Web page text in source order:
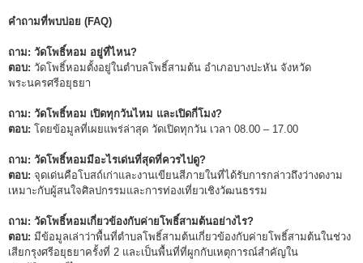
คำถามที่พบบ่อย (FAQ)
ถาม: วัดโพธิ์หอม อยู่ที่ไหน?
ตอบ: วัดโพธิ์หอมตั้งอยู่ในตำบลโพธิ์สามต้น อำเภอบางปะหัน จังหวัด
พระนครศรีอยุธยา
ถาม: วัดโพธิ์หอม เปิดทุกวันไหม และเปิดกี่โมง?
ตอบ: โดยข้อมูลที่เผยแพร่ล่าสุด วัดเปิดทุกวัน เวลา 08.00 – 17.00
ถาม: วัดโพธิ์หอมมีอะไรเด่นที่สุดที่ควรไปดู?
ตอบ: จุดเด่นคือโบสถ์เก่าและงานเขียนสีภายในที่ได้รับการกล่าวถึงว่างดงาม
เหมาะกับผู้สนใจศิลปกรรมและการท่องเที่ยวเชิงวัฒนธรรม
ถาม: วัดโพธิ์หอมเกี่ยวข้องกับค่ายโพธิ์สามต้นอย่างไร?
ตอบ: มีข้อมูลเล่าว่าพื้นที่ตำบลโพธิ์สามต้นเกี่ยวข้องกับค่ายโพธิ์สามต้นในช่วง
เสียกรุงศรีอยุธยาครั้งที่ 2 และเป็นพื้นที่ที่ผูกกับเหตุการณ์สำคัญใน